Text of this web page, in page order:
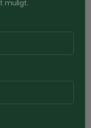
muligt.